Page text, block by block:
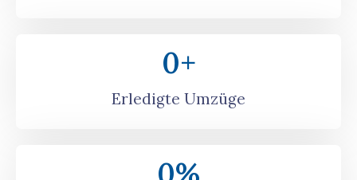
Erledigte Umzüge
0+